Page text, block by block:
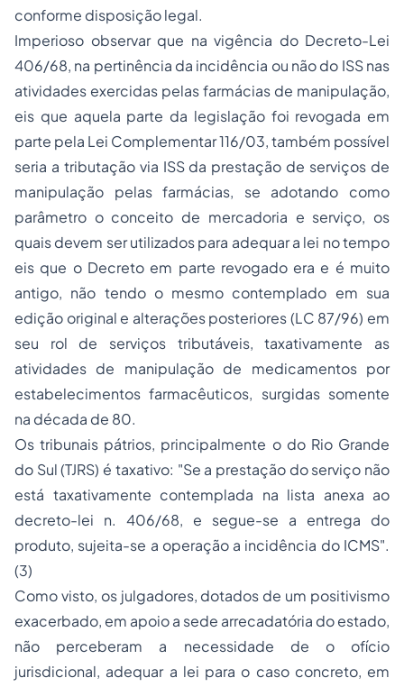
conforme disposição legal.
Imperioso observar que na vigência do Decreto-Lei
406/68, na pertinência da incidência ou não do ISS nas
atividades exercidas pelas farmácias de manipulação,
eis que aquela parte da legislação foi revogada em
parte pela Lei Complementar 116/03, também possível
seria a tributação via ISS da prestação de serviços de
manipulação pelas farmácias, se adotando como
parâmetro o conceito de mercadoria e serviço, os
quais devem ser utilizados para adequar a lei no tempo
eis que o Decreto em parte revogado era e é muito
antigo, não tendo o mesmo contemplado em sua
edição original e alterações posteriores (LC 87/96) em
seu rol de serviços tributáveis, taxativamente as
atividades de manipulação de medicamentos por
estabelecimentos farmacêuticos, surgidas somente
na década de 80.
Os tribunais pátrios, principalmente o do Rio Grande
do Sul (TJRS) é taxativo: "Se a prestação do serviço não
está taxativamente contemplada na lista anexa ao
decreto-lei n. 406/68, e segue-se a entrega do
produto, sujeita-se a operação a incidência do ICMS".
(3)
Como visto, os julgadores, dotados de um positivismo
exacerbado, em apoio a sede arrecadatória do estado,
não perceberam a necessidade de o ofício
jurisdicional, adequar a lei para o caso concreto, em